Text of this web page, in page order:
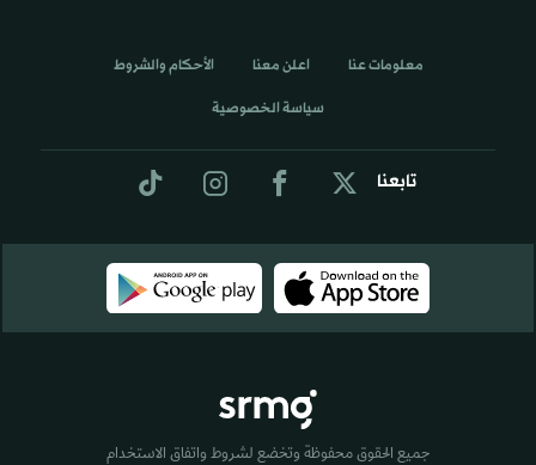
تابعنا
معلومات عنا اعلن معنا الأحكام والشروط
سياسة الخصوصية
جميع الحقوق محفوظة وتخضع لشروط واتفاق الاستخدام